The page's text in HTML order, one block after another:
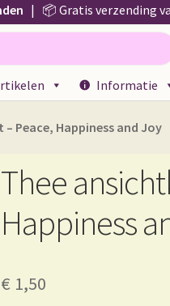
| 📦 Gratis verzending
Informatie
Peace, Happiness and Joy
Thee
Happiness
€ 1,50